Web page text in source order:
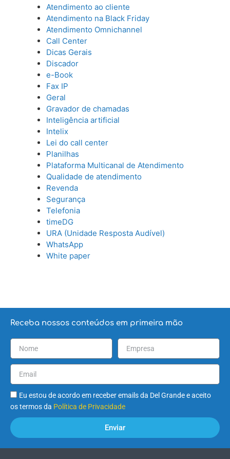
Atendimento ao cliente
Atendimento na Black Friday
Atendimento Omnichannel
Call Center
Dicas Gerais
Discador
e-Book
Fax IP
Geral
Gravador de chamadas
Inteligência artificial
Intelix
Lei do call center
Planilhas
Plataforma Multicanal de Atendimento
Qualidade de atendimento
Revenda
Segurança
Telefonia
timeDG
URA (Unidade Resposta Audível)
WhatsApp
White paper
Receba nossos conteúdos em primeira mão
Eu estou de acordo em receber emails da Del Grande e aceito
os termos da Política de Privacidade
Enviar